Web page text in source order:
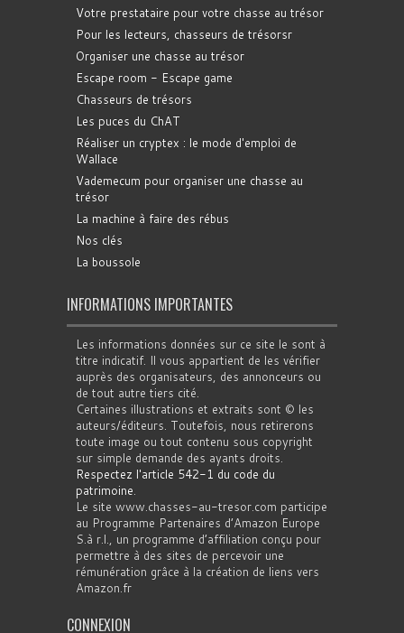
Votre prestataire pour votre chasse au trésor
Pour les lecteurs, chasseurs de trésorsr
Organiser une chasse au trésor
Escape room - Escape game
Chasseurs de trésors
Les puces du ChAT
Réaliser un cryptex : le mode d'emploi de
Wallace
Vademecum pour organiser une chasse au
trésor
La machine à faire des rébus
Nos clés
La boussole
INFORMATIONS IMPORTANTES
Les informations données sur ce site le sont à
titre indicatif. Il vous appartient de les vérifier
auprès des organisateurs, des annonceurs ou
de tout autre tiers cité.
Certaines illustrations et extraits sont © les
auteurs/éditeurs. Toutefois, nous retirerons
toute image ou tout contenu sous copyright
sur simple demande des ayants droits.
Respectez l'article 542-1 du code du
patrimoine.
Le site www.chasses-au-tresor.com participe
au Programme Partenaires d’Amazon Europe
S.à r.l., un programme d’affiliation conçu pour
permettre à des sites de percevoir une
rémunération grâce à la création de liens vers
Amazon.fr
CONNEXION